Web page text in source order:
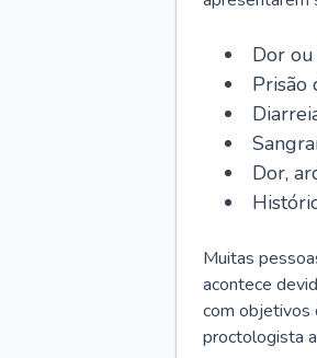
Dor
Prisão
Dor,
Muitas
acontece
com objetivos
proctologista